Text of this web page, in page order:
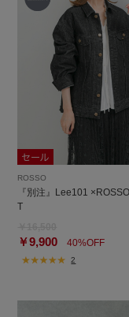
ROSSO
『別注』Lee101
T
￥9,900 40%OFF
2